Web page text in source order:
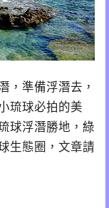
，準備浮潛去，
琉球必拍的美
球浮潛勝地，綠
生態圈，文章請